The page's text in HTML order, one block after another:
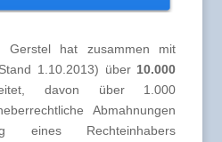
Gerstel hat zusammen mit
1.10.2013) über 10.000
davon über 1.000
Abmahnungen
Rechteinhabers